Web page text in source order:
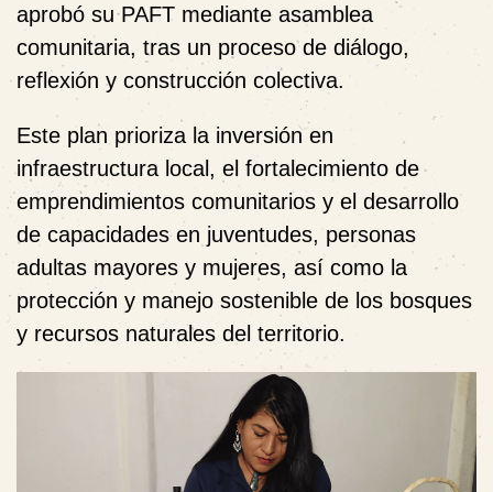
aprobó su PAFT mediante asamblea
comunitaria, tras un proceso de diálogo,
reflexión y construcción colectiva.
Este plan prioriza la inversión en
infraestructura local, el fortalecimiento de
emprendimientos comunitarios y el desarrollo
de capacidades en juventudes, personas
adultas mayores y mujeres, así como la
protección y manejo sostenible de los bosques
y recursos naturales del territorio.